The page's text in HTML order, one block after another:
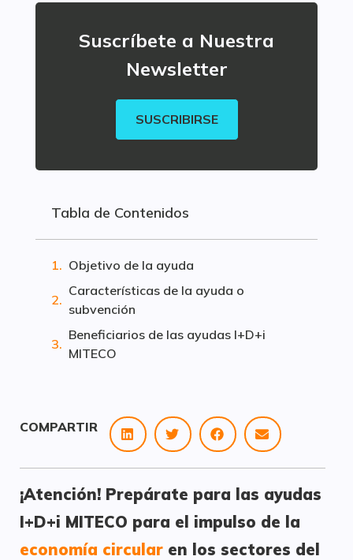
COMPARTIR
¡Atención! Prepárate para las ayudas
I+D+i MITECO para el impulso de la
economía circular en los sectores del
Suscríbete a Nuestra
Newsletter
SUSCRIBIRSE
Tabla de Contenidos
Objetivo de la ayuda
Características de la ayuda o
subvención
Beneficiarios de las ayudas I+D+i
MITECO